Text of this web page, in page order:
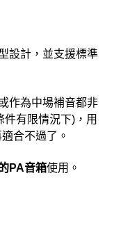
設計，並支援標準
作為中場補音都非
件有限情況下) ，用
合不過了。
PA音箱使用。